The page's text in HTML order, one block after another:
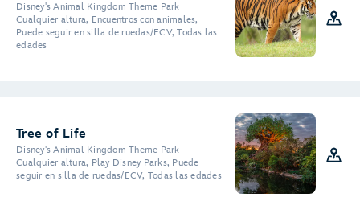
Disney's Animal Kingdom Theme Park
Cualquier altura, Encuentros con animales,
Puede seguir en silla de ruedas/ECV, Todas las
edades
Tree of Life
Disney's Animal Kingdom Theme Park
Cualquier altura, Play Disney Parks, Puede
seguir en silla de ruedas/ECV, Todas las edades